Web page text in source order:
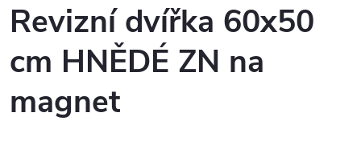
Revizní dvířka 60x50
cm HNĚDÉ ZN na
magnet